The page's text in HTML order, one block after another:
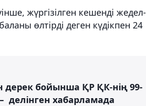
жүргізілген кешенді жедел-
өлтірді деген күдікпен 24
дерек бойынша ҚР ҚК-нің 99-
делінген хабарламада